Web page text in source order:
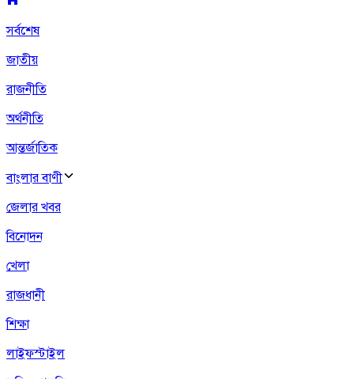
সর্বশেষ
জাতীয়
রাজনীতি
অর্থনীতি
আন্তর্জাতিক
বাংলার বাণী
জেলার খবর
বিনোদন
খেলা
রাজধানী
শিক্ষা
লাইফস্টাইল